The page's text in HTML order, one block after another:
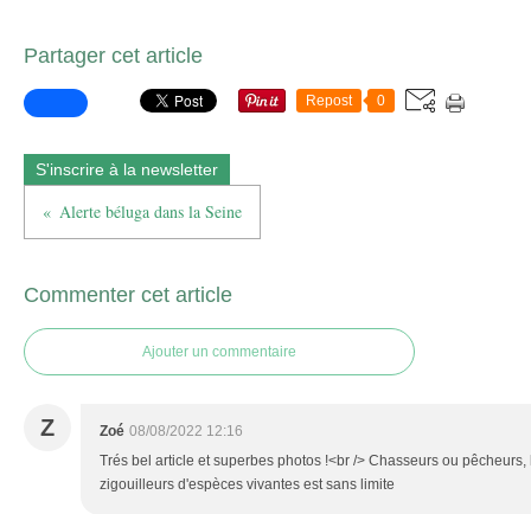
Partager cet article
Repost 0
S'inscrire à la newsletter
Alerte béluga dans la Seine
Commenter cet article
Ajouter un commentaire
Z Zoé 08/08/2022 12:16
Trés bel article et superbes photos !<br /> Chasseurs ou
zigouilleurs d'espèces vivantes est sans limite